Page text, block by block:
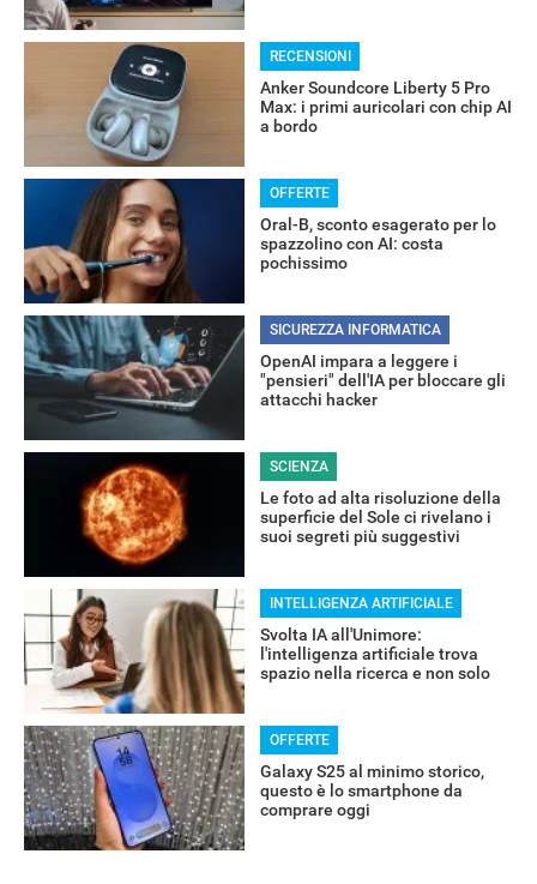
RECENSIONI
Anker Soundcore Liberty 5 Pro
Max: i primi auricolari con chip AI
a bordo
OFFERTE
Oral-B, sconto esagerato per lo
spazzolino con AI: costa
pochissimo
SICUREZZA INFORMATICA
OpenAI impara a leggere i
"pensieri" dell'IA per bloccare gli
attacchi hacker
SCIENZA
Le foto ad alta risoluzione della
superficie del Sole ci rivelano i
suoi segreti più suggestivi
INTELLIGENZA ARTIFICIALE
Svolta IA all'Unimore:
l'intelligenza artificiale trova
spazio nella ricerca e non solo
OFFERTE
Galaxy S25 al minimo storico,
questo è lo smartphone da
comprare oggi